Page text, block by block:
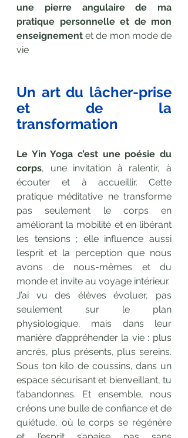
une pierre angulaire de ma
pratique personnelle et de mon
enseignement et de mon mode de
vie
Un art du lâcher-prise
et de la
transformation
Le Yin Yoga c’est une poésie du
corps, une invitation à ralentir, à
écouter et à accueillir. Cette
pratique méditative ne transforme
pas seulement le corps en
améliorant la mobilité et en libérant
les tensions ; elle influence aussi
l’esprit et la perception que nous
avons de nous-mêmes et du
monde et invite au voyage intérieur.
J’ai vu des élèves évoluer, pas
seulement sur le plan
physiologique, mais dans leur
manière d’appréhender la vie : plus
ancrés, plus présents, plus sereins.
Sous ton kilo de coussins, dans un
espace sécurisant et bienveillant, tu
t’abandonnes. Et ensemble, nous
créons une bulle de confiance et de
quiétude, où le corps se régénère